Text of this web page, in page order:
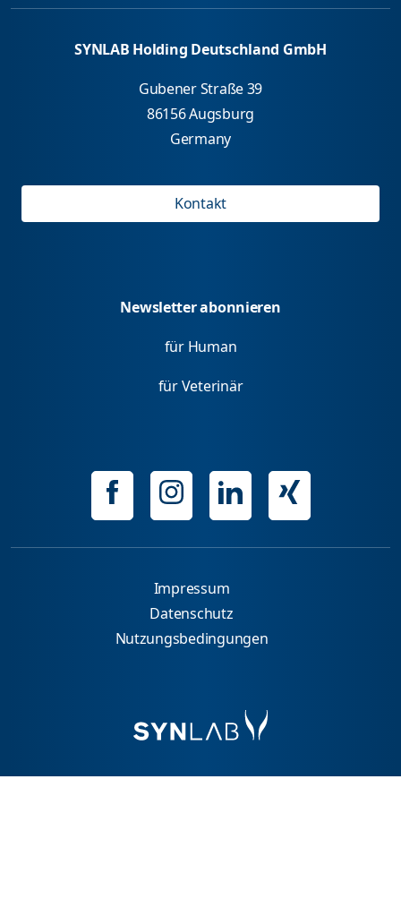
SYNLAB Holding Deutschland GmbH
Gubener Straße 39
86156 Augsburg
Germany
Kontakt
Newsletter abonnieren
für Human
für Veterinär
Impressum
Datenschutz
Nutzungsbedingungen